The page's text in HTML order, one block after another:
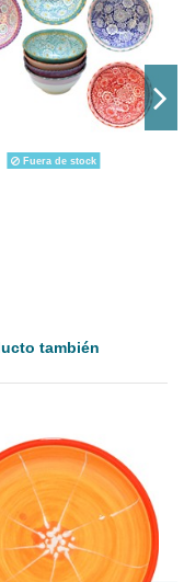
Fuera de stock
también